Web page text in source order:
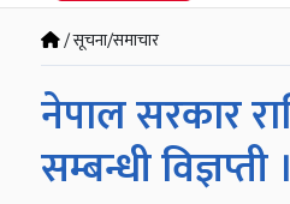
/ सूचना/समाचार
नेपाल सरकार
सम्बन्धी विज्ञप्ती ।